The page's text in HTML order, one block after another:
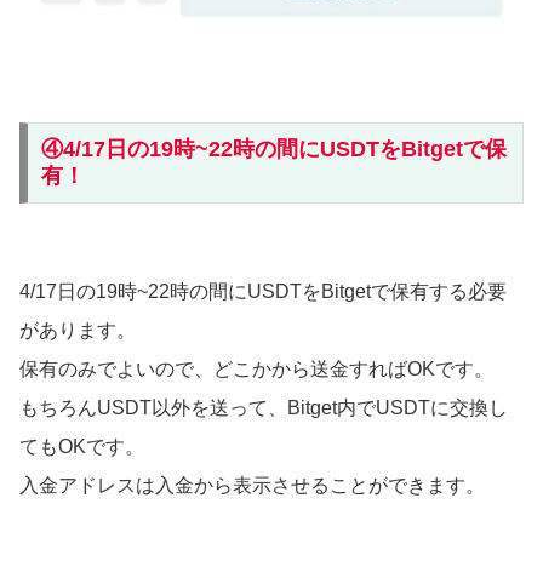
④4/17日の19時~22時の間にUSDTをBitgetで保
有！
4/17日の19時~22時の間にUSDTをBitgetで保有する必要
があります。
保有のみでよいので、どこかから送金すればOKです。
もちろんUSDT以外を送って、Bitget内でUSDTに交換し
てもOKです。
入金アドレスは入金から表示させることができます。